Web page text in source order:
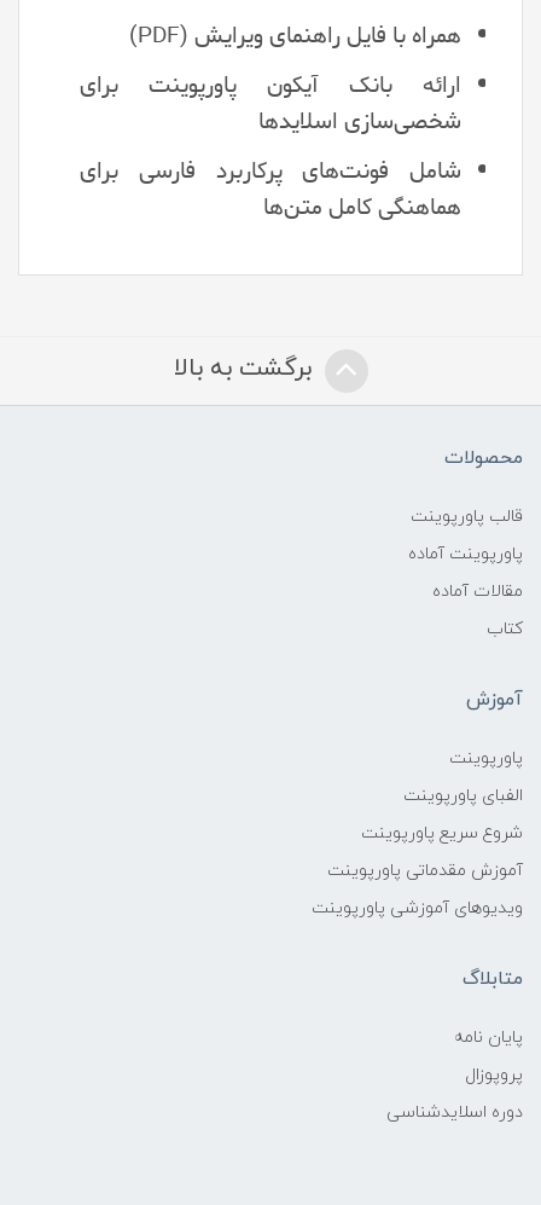
همراه با فایل راهنمای ویرایش (PDF)
ارائه بانک آیکون پاورپوینت برای
شخصی‌سازی اسلایدها
شامل فونت‌های پرکاربرد فارسی برای
هماهنگی کامل متن‌ها
برگشت به بالا
محصولات
قالب پاورپوینت
پاورپوینت آماده
مقالات آماده
کتاب
آموزش
پاورپوینت
الفبای پاورپوینت
شروع سریع پاورپوینت
آموزش مقدماتی پاورپوینت
ویدیوهای آموزشی پاورپوینت
متابلاگ
پایان نامه
پروپوزال
دوره اسلایدشناسی